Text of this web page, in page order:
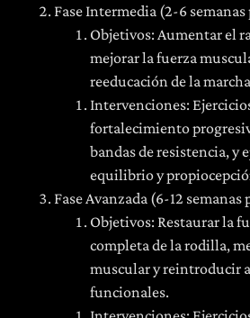
Fase Intermedia (2-6
Objetivos: Aumentar el
mejorar la fuerza
reeducación de la
Intervenciones:
fortalecimiento
bandas de resistencia, y
equilibrio y
Fase Avanzada (6-12
Objetivos: Restaurar la
completa de la rodilla,
muscular y reintroducir
funcionales.